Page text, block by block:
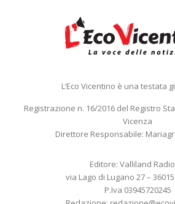
L’Eco Vicentino è una testata
Registrazione n. 16/2016 del Registro
Vicenza
Direttore Responsabile:
Editore: Valliland
via Lago di Lugano 27 –
P.Iva 03945720245